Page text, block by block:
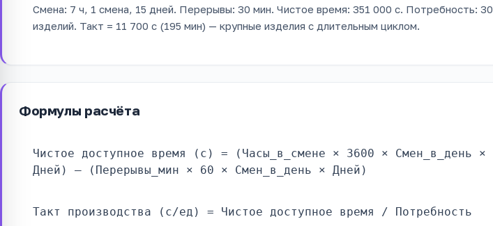
Смена: 7 ч, 1 смена, 15 дней. Перерывы: 30 мин. Чистое время: 351 000 с. Потребность: 30
изделий. Такт = 11 700 с (195 мин) — крупные изделия с длительным циклом.
Формулы расчёта
Чистое доступное время (с) = (Часы_в_смене × 3600 × Смен_в_день ×
Дней) – (Перерывы_мин × 60 × Смен_в_день × Дней)
Такт производства (с/ед) = Чистое доступное время / Потребность